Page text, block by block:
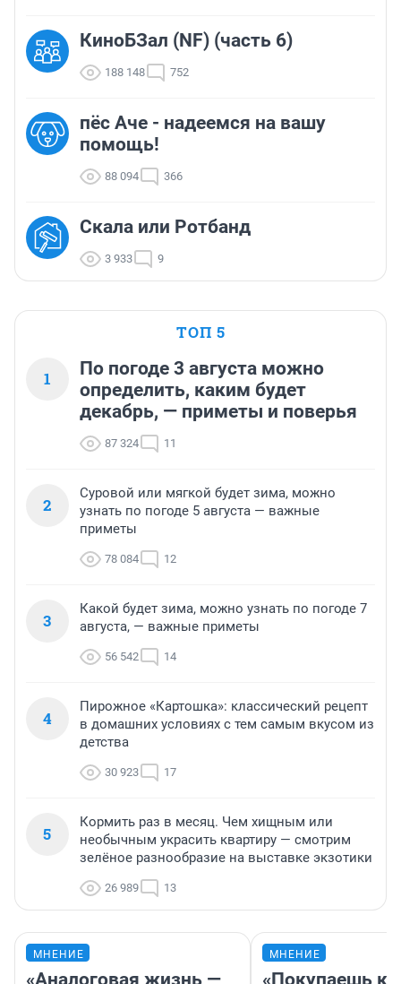
КиноБЗал (NF) (часть 6)
188 148 752
пёс Аче - надеемся на вашу
помощь!
88 094 366
Скала или Ротбанд
3 933 9
ТОП 5
1
По погоде 3 августа можно
определить, каким будет
декабрь, — приметы и поверья
87 324 11
2
Суровой или мягкой будет зима, можно
узнать по погоде 5 августа — важные
приметы
78 084 12
3
Какой будет зима, можно узнать по погоде 7
августа, — важные приметы
56 542 14
4
Пирожное «Картошка»: классический рецепт
в домашних условиях с тем самым вкусом из
детства
30 923 17
5
Кормить раз в месяц. Чем хищным или
необычным украсить квартиру — смотрим
зелёное разнообразие на выставке экзотики
26 989 13
МНЕНИЕ
«Аналоговая жизнь —
МНЕНИЕ
«Покупаешь